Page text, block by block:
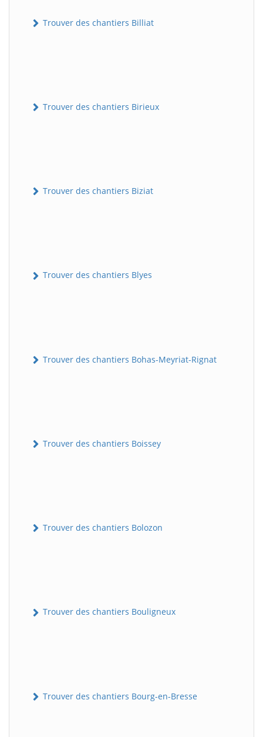
Trouver des chantiers Billiat
Trouver des chantiers Birieux
Trouver des chantiers Biziat
Trouver des chantiers Blyes
Trouver des chantiers Bohas-Meyriat-Rignat
Trouver des chantiers Boissey
Trouver des chantiers Bolozon
Trouver des chantiers Bouligneux
Trouver des chantiers Bourg-en-Bresse